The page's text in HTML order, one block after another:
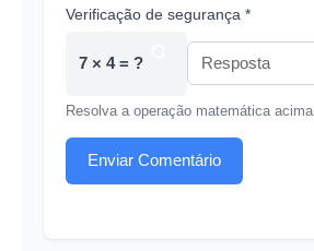
Verificação de segurança *
7 × 4 = ?
Resolva a operação matemática acima
Enviar Comentário